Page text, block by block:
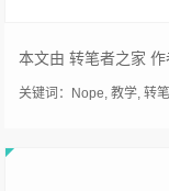
本文由 转笔者之家
关键词： Nope,教学,转